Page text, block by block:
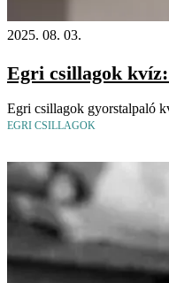
2025. 08. 03.
Egri csillagok
Egri csillagok gyorstalpaló
EGRI CSILLAGOK